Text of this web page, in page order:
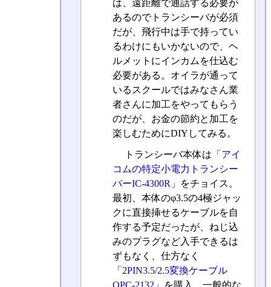
は、遠距離で通話する必要が
あるのでトランシーバが必須
だが、飛行中は手で持ってい
るわけにもいかないので、ヘ
ルメットにインカムを仕込む
必要がある。オイラが通って
いるスクールではみなさん業
者さんに加工をやってもらう
のだが、お金の節約と加工を
楽しむためにDIYしてみる。
トランシーバ本体は「 アイ
コムの特定小電力トランシー
バーIC-4300R 」をチョイス。
最初、本体のφ3.5の4極ジャッ
クに直接挿せるケーブルを自
作する予定だったが、ねじ込
みのプラグなど入手できるは
ずもなく、仕方なく
「 2PIN3.5/2.5変換ケーブル